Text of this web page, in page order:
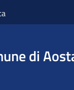
di